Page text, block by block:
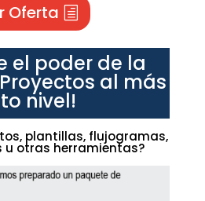
Oferta
el poder de la
al más
nivel!
plantillas, flujogramas,
otras herramientas?